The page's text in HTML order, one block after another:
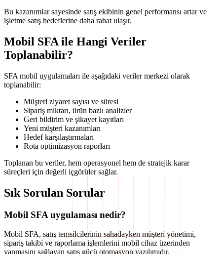
Bu kazanımlar sayesinde satış ekibinin genel performansı artar ve
işletme satış hedeflerine daha rahat ulaşır.
Mobil SFA ile Hangi Veriler
Toplanabilir?
SFA mobil uygulamaları ile aşağıdaki veriler merkezi olarak
toplanabilir:
Müşteri ziyaret sayısı ve süresi
Sipariş miktarı, ürün bazlı analizler
Geri bildirim ve şikayet kayıtları
Yeni müşteri kazanımları
Hedef karşılaştırmaları
Rota optimizasyon raporları
Toplanan bu veriler, hem operasyonel hem de stratejik karar
süreçleri için değerli içgörüler sağlar.
Sık Sorulan Sorular
Mobil SFA uygulaması nedir?
Mobil SFA, satış temsilcilerinin sahadayken müşteri yönetimi,
sipariş takibi ve raporlama işlemlerini mobil cihaz üzerinden
yapmasını sağlayan satış gücü otomasyon yazılımıdır.